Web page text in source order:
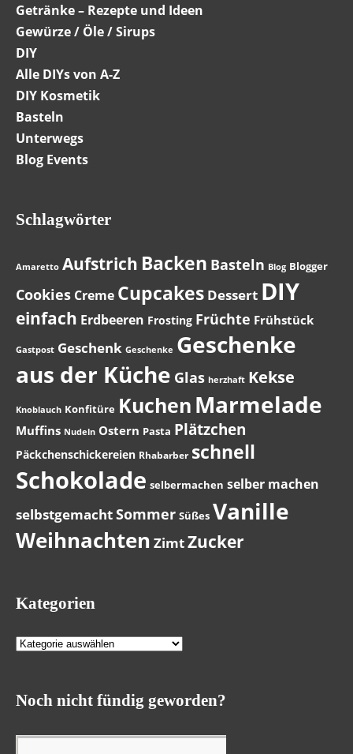
Getränke – Rezepte und Ideen
Gewürze / Öle / Sirups
DIY
Alle DIYs von A-Z
DIY Kosmetik
Basteln
Unterwegs
Blog Events
Schlagwörter
Amaretto Aufstrich Backen Basteln Blog Blogger
Cookies Creme Cupcakes Dessert DIY
einfach Erdbeeren Frosting Früchte Frühstück
Gastpost Geschenk Geschenke Geschenke
aus der Küche Glas herzhaft Kekse
Knoblauch Konfitüre Kuchen Marmelade
Muffins Nudeln Ostern Pasta Plätzchen
Päckchenschickereien Rhabarber schnell
Schokolade selbermachen selber machen
selbstgemachtSommer Süßes Vanille
Weihnachten ZimtZucker
Kategorien
Kategorien
Noch nicht fündig geworden?